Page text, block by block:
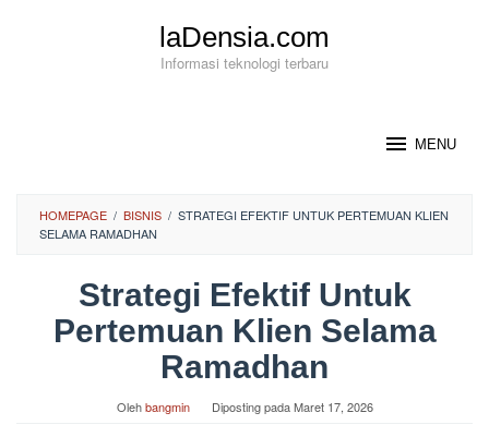
laDensia.com
Informasi teknologi terbaru
MENU
HOMEPAGE / BISNIS / STRATEGI EFEKTIF UNTUK PERTEMUAN KLIEN
SELAMA RAMADHAN
Strategi Efektif Untuk
Pertemuan Klien Selama
Ramadhan
Olehbangmin Diposting padaMaret 17, 2026